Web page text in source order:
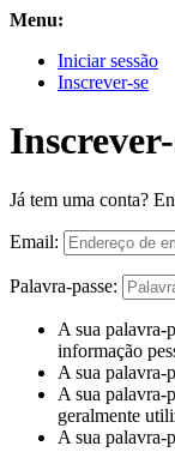
Menu:
Iniciar sessão
Inscrever-se
Já tem uma conta?
Email:
Palavra-passe:
A sua palavra-
informação
A sua palavra-
A sua palavra-
geralmente
A sua palavra-